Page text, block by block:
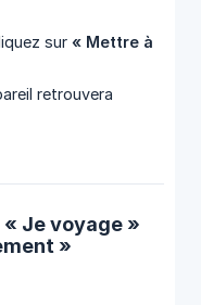
sur « Mettre à
retrouvera
« Je voyage »
»